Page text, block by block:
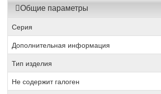
Общие параметры
Серия
Дополнительная информация
Тип изделия
Не содержит галоген